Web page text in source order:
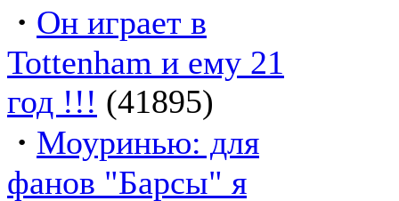
· Он играет в
Tottenham и ему 21
год !!! (41895)
· Моуринью: для
фанов "Барсы" я